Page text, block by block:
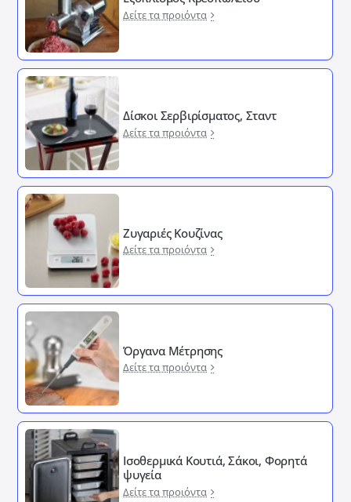
Δείτε τα προιόντα
Δίσκοι Σερβιρίσματος, Σταντ
Δείτε τα προιόντα
Ζυγαριές Κουζίνας
Δείτε τα προιόντα
Όργανα Μέτρησης
Δείτε τα προιόντα
Ισοθερμικά Κουτιά, Σάκοι, Φορητά
ψυγεία
Δείτε τα προιόντα